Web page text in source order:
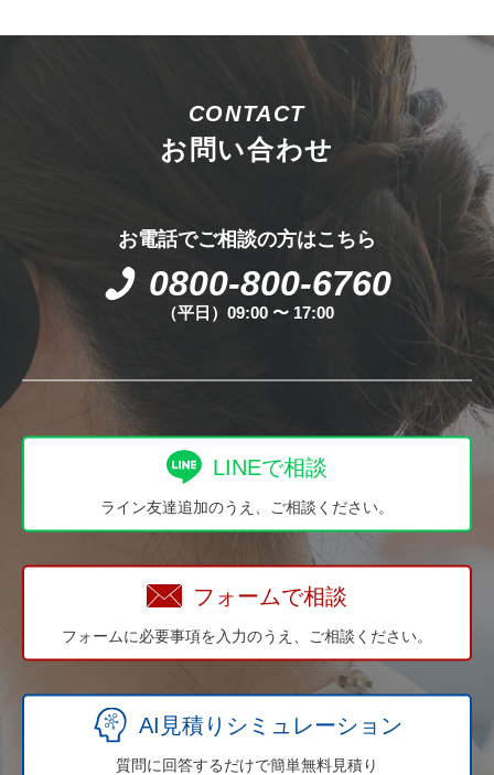
CONTACT
お問い合わせ
お電話でご相談の方はこちら
0800-800-6760
（平日）09:00 〜 17:00
LINEで相談
ライン友達追加のうえ、ご相談ください。
フォームで相談
フォームに必要事項を入力のうえ、ご相談ください。
AI見積りシミュレーション
質問に回答するだけで簡単無料見積り